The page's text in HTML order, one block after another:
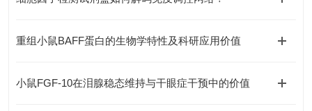
重组小鼠BAFF蛋白的生物学特性及科研应用价值
小鼠FGF-10在泪腺稳态维持与干眼症干预中的价值